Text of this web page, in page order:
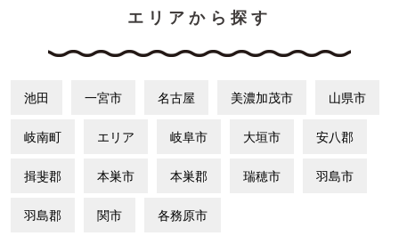
エリアから探す
池田 一宮市 名古屋 美濃加茂市 山県市
岐南町 エリア 岐阜市 大垣市 安八郡
揖斐郡 本巣市 本巣郡 瑞穂市 羽島市
羽島郡 関市 各務原市